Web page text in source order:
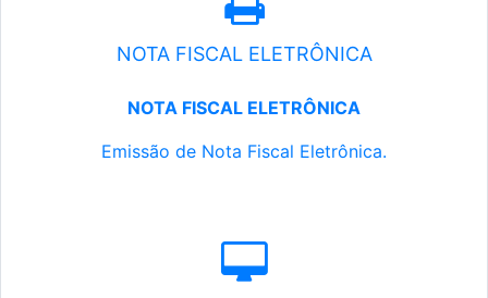
NOTA FISCAL ELETRÔNICA
NOTA FISCAL ELETRÔNICA
Emissão de Nota Fiscal Eletrônica.